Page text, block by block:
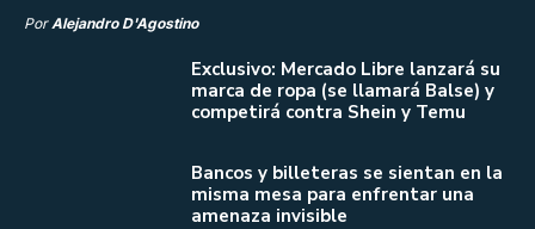
Por Alejandro D'Agostino
Exclusivo: Mercado Libre lanzará su
marca de ropa (se llamará Balse) y
competirá contra Shein y Temu
Bancos y billeteras se sientan en la
misma mesa para enfrentar una
amenaza invisible